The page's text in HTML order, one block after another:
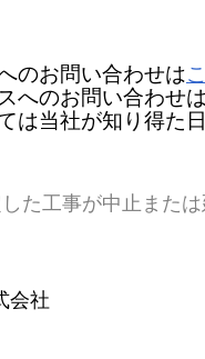
のお問い合わせは
へのお問い合わせ
は当社が知り得た
た工事が中止また
会社